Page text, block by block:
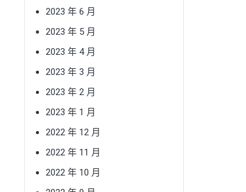
2023 年 6 月
2023 年 5 月
2023 年 4 月
2023 年 3 月
2023 年 2 月
2023 年 1 月
2022 年 12 月
2022 年 11 月
2022 年 10 月